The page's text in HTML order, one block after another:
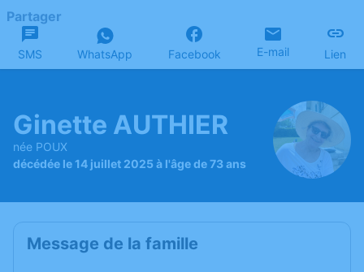
Partager
SMS WhatsApp Facebook E-mail Lien
Ginette AUTHIER
née POUX
décédée le 14 juillet 2025 à l'âge de 73 ans
Message de la famille